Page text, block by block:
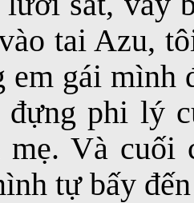
tai Azu,
em gái mình
đựng phi lý
mẹ. Và cuối
tự bấy